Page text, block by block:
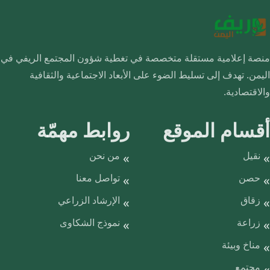
منصة إعلامية مستقلة متخصصة في تغطية شؤون المجتمع الريفي في
اليمن. تهدف إلى تسليط الضوء على الأبعاد الاجتماعية والثقافية
والاقتصادية.
أقسام الموقع
نقيل
حصن
زقاق
زراعة
مناخ وبيئة
مجتمع
روابط مهمّة
من نحن
تواصل معنا
الإرشاد الزراعي
نموذج الشكاوى